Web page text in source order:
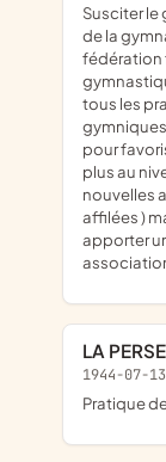
susciter le goût des exercices physiques par la pratique
de la
fédération
tous les
pour
plus au
nouvelles
affilées )
apporter
LA
1944-07-13
pratique